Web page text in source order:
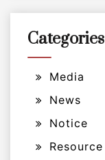
Categories
Media
News
Notice
Resource